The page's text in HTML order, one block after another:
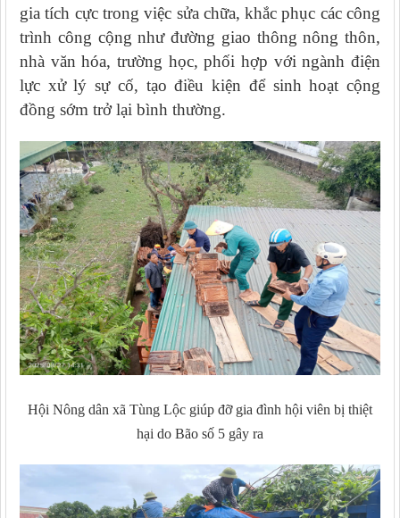
gia tích cực trong việc sửa chữa, khắc phục các công
trình công cộng như đường giao thông nông thôn,
nhà văn hóa, trường học, phối hợp với ngành điện
lực xử lý sự cố, tạo điều kiện để sinh hoạt cộng
đồng sớm trở lại bình thường.
Hội Nông dân xã Tùng Lộc giúp đỡ gia đình hội viên bị thiệt
hại do Bão số 5 gây ra